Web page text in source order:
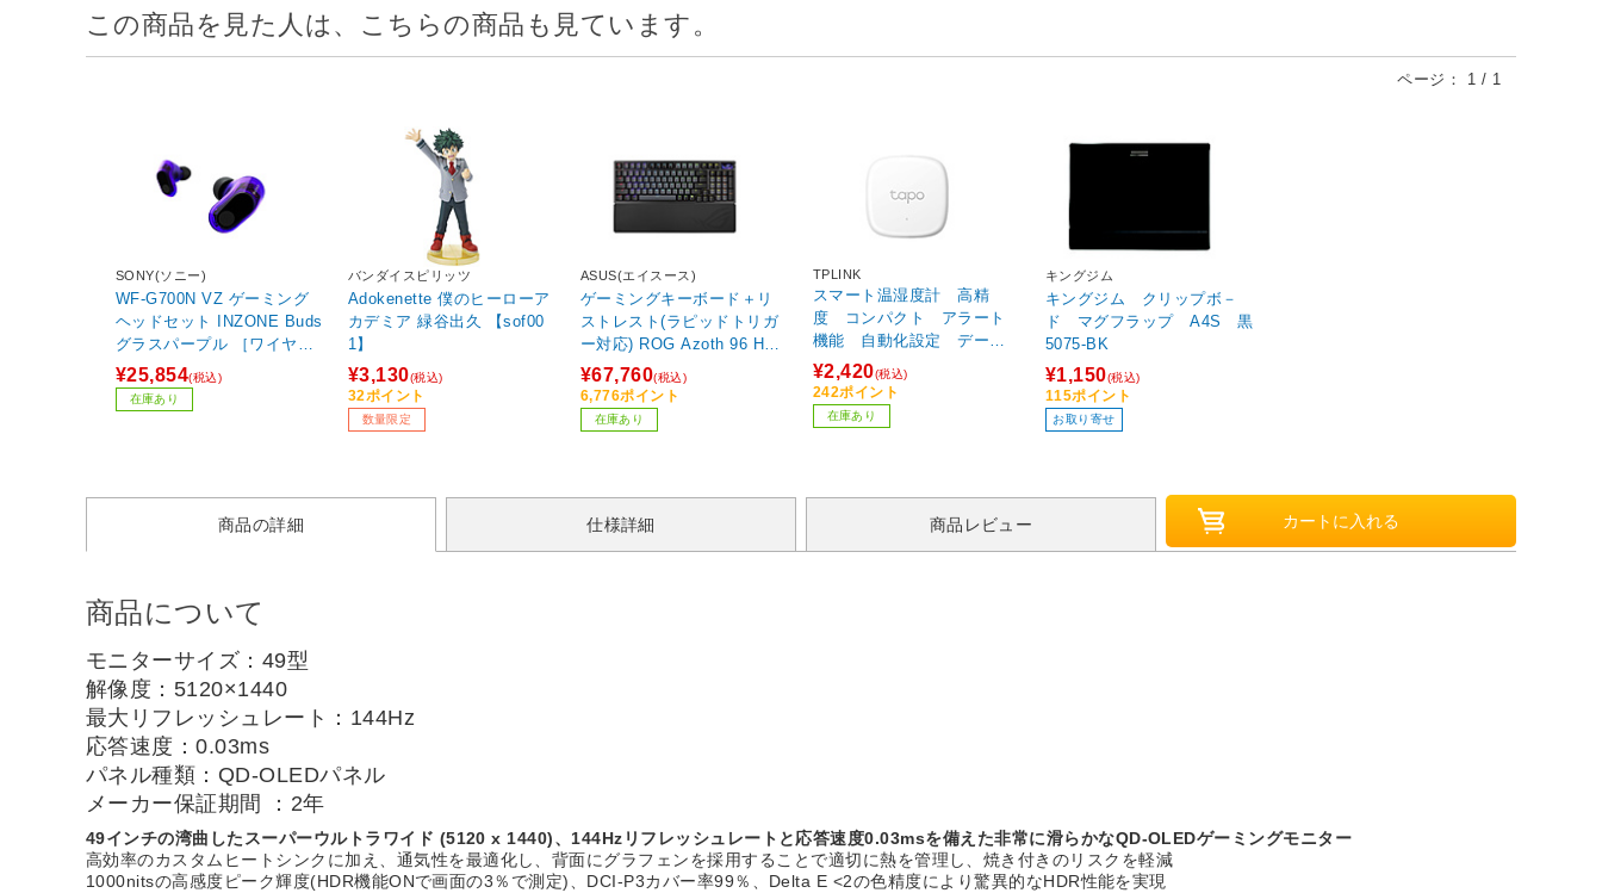
この商品を見た人は、こちらの商品も見ています。
ページ： 1 / 1
SONY(ソニー)
WF-G700N VZ ゲーミング
ヘッドセット INZONE Buds
グラスパープル ［ワイヤレ
ス（Bluetooth＋USB-C） /
両耳 /イヤホンタイプ］
¥25,854(税込)
在庫あり
バンダイスピリッツ
Adokenette 僕のヒーローア
カデミア 緑谷出久 【sof00
1】
¥3,130(税込)
32ポイント
数量限定
ASUS(エイスース)
ゲーミングキーボード＋リ
ストレスト(ラピッドトリガ
ー対応) ROG Azoth 96 HE
Lite(英語配列) ブラック RO
G/AZOTH/96/HFX2/BK
［有線・ワイヤレス /英語配
列 /磁気スイッチ］
¥67,760(税込)
6,776ポイント
在庫あり
TPLINK
スマート温湿度計 高精
度 コンパクト アラート
機能 自動化設定 データ
¥2,420(税込)
242ポイント
在庫あり
キングジム
キングジム クリップボ－
ド マグフラップ A4S 黒
5075-BK
¥1,150(税込)
115ポイント
お取り寄せ
商品の詳細 仕様詳細 商品レビュー
商品について
モニターサイズ：49型
解像度：5120×1440
最大リフレッシュレート：144Hz
応答速度：0.03ms
パネル種類：QD-OLEDパネル
メーカー保証期間 ：2年
49インチの湾曲したスーパーウルトラワイド (5120 x 1440)、144Hzリフレッシュレートと応答速度0.03msを備えた非常に滑らかなQD-OLEDゲーミングモニター
高効率のカスタムヒートシンクに加え、通気性を最適化し、背面にグラフェンを採用することで適切に熱を管理し、焼き付きのリスクを軽減
1000nitsの高感度ピーク輝度(HDR機能ONで画面の3％で測定)、DCI-P3カバー率99％、Delta E <2の色精度により驚異的なHDR性能を実現